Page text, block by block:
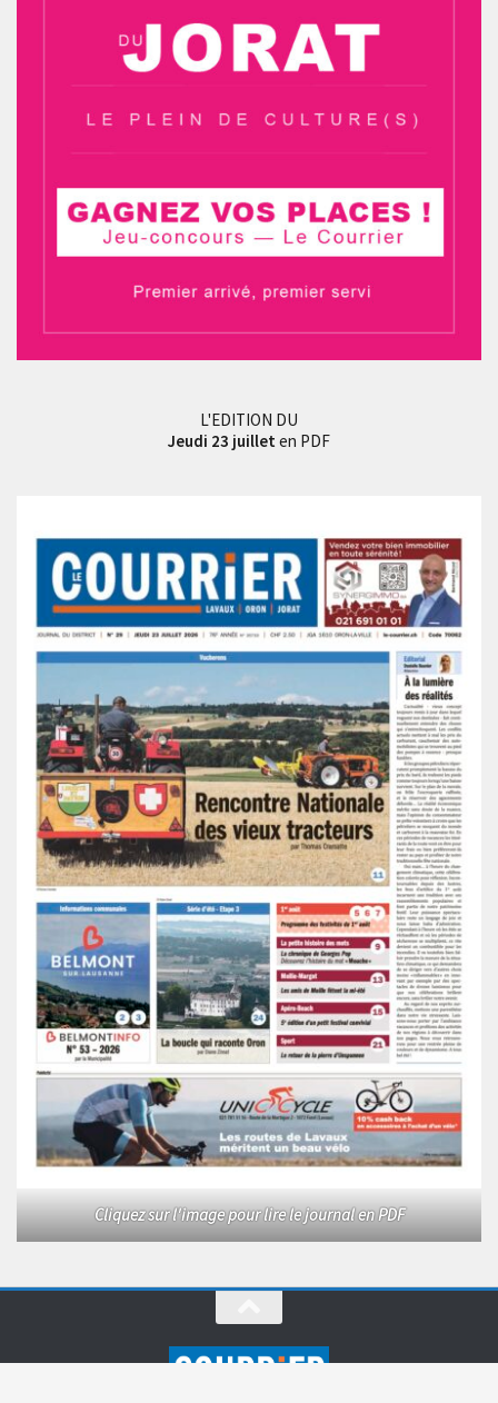
L'EDITION DU
Jeudi 23 juillet en PDF
Cliquez sur l'image pour lire le journal en PDF